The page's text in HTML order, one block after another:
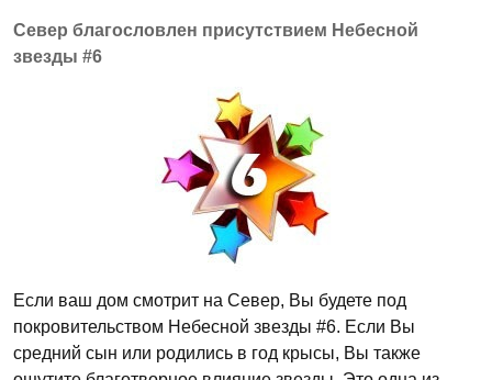
Север благословлен присутствием Небесной
звезды #6
Если ваш дом смотрит на Север, Вы будете под
покровительством Небесной звезды #6. Если Вы
средний сын или родились в год крысы, Вы также